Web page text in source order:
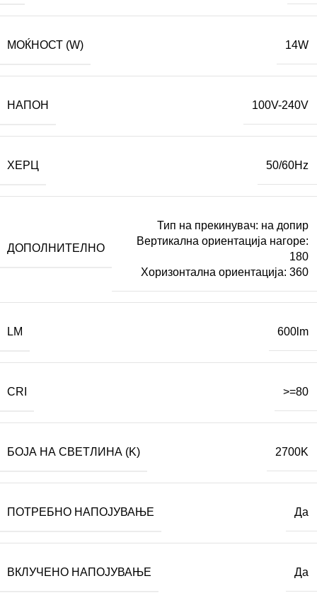
МОЌНОСТ (W) 14W
НАПОН 100V-240V
ХЕРЦ 50/60Hz
ДОПОЛНИТЕЛНО
Тип на прекинувач: на допир
Вертикална ориентација нагоре:
180
Хоризонтална ориентација: 360
LM 600lm
CRI >=80
БОЈА НА СВЕТЛИНА (K) 2700K
ПОТРЕБНО НАПОЈУВАЊЕ Да
ВКЛУЧЕНО НАПОЈУВАЊЕ Да